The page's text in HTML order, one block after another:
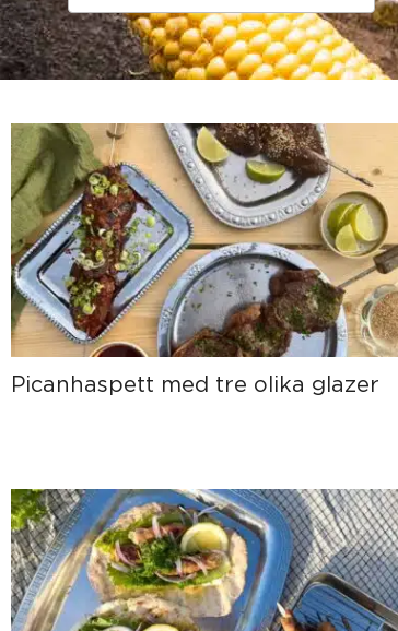
available
Picanhaspett med tre olika glazer